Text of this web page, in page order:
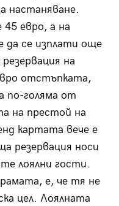
настаняване.
евро, а на
да се изплати още
на
отстъпката,
по-голяма от
на престой на
картата вече е
резервация носи
лоялни гости.
е, че тя не
цел. Лоялната